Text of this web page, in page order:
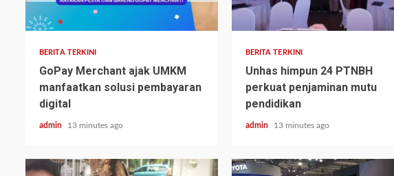
BERITA TERKINI
GoPay Merchant ajak UMKM
manfaatkan solusi pembayaran
digital
admin 13 minutes ago
BERITA TERKINI
Unhas himpun 24 PTNBH
perkuat penjaminan mutu
pendidikan
admin 13 minutes ago